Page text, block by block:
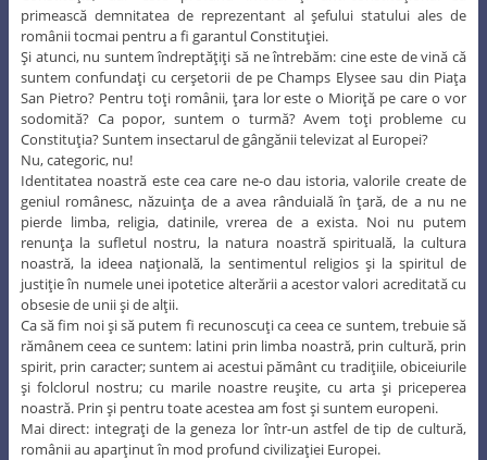
primească demnitatea de reprezentant al şefului statului ales de
românii tocmai pentru a fi garantul Constituţiei.
Şi atunci, nu suntem îndreptăţiţi să ne întrebăm: cine este de vină că
suntem confundaţi cu cerşetorii de pe Champs Elysee sau din Piaţa
San Pietro? Pentru toţi românii, ţara lor este o Mioriţă pe care o vor
sodomită? Ca popor, suntem o turmă? Avem toţi probleme cu
Constituţia? Suntem insectarul de gângănii televizat al Europei?
Nu, categoric, nu!
Identitatea noastră este cea care ne-o dau istoria, valorile create de
geniul românesc, năzuinţa de a avea rânduială în ţară, de a nu ne
pierde limba, religia, datinile, vrerea de a exista. Noi nu putem
renunţa la sufletul nostru, la natura noastră spirituală, la cultura
noastră, la ideea naţională, la sentimentul religios şi la spiritul de
justiţie în numele unei ipotetice alterării a acestor valori acreditată cu
obsesie de unii şi de alţii.
Ca să fim noi şi să putem fi recunoscuţi ca ceea ce suntem, trebuie să
rămânem ceea ce suntem: latini prin limba noastră, prin cultură, prin
spirit, prin caracter; suntem ai acestui pământ cu tradiţiile, obiceiurile
şi folclorul nostru; cu marile noastre reuşite, cu arta şi priceperea
noastră. Prin şi pentru toate acestea am fost şi suntem europeni.
Mai direct: integraţi de la geneza lor într-un astfel de tip de cultură,
românii au aparţinut în mod profund civilizaţiei Europei.